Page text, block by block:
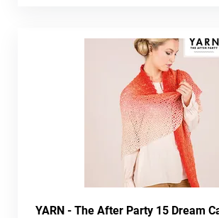
YARN - The After Party 15 Dream